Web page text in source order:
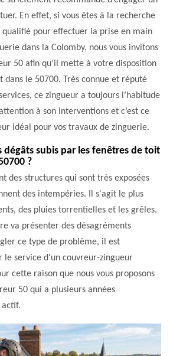
En effet, si vous êtes à la recherche
qualifié pour effectuer la prise en main
dans la Colomby, nous vous invitons
50 afin qu’il mette à votre disposition
dans le 50700. Très connue et réputé
ce zingueur a toujours l’habitude
à son interventions et c’est ce
idéal pour vos travaux de zinguerie.
dégâts subis par les fenêtres de toit
?
des structures qui sont très exposées
des intempéries. Il s'agit le plus
des pluies torrentielles et les grêles.
va présenter des désagréments
ce type de problème, il est
service d'un couvreur-zingueur
cette raison que nous vous proposons
50 qui a plusieurs années
actif.